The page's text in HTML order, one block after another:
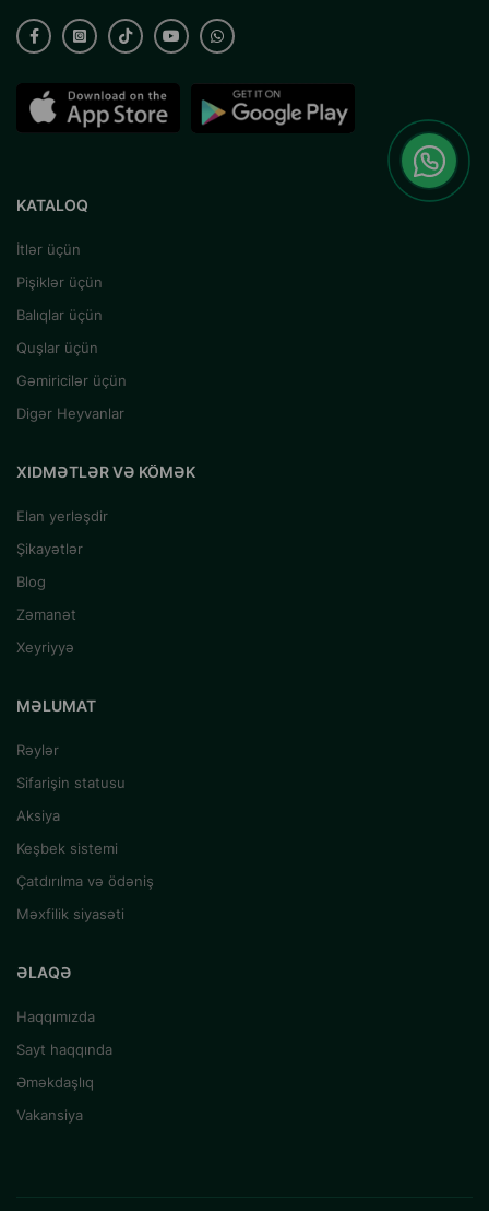
KATALOQ
İtlər üçün
Pişiklər üçün
Balıqlar üçün
Quşlar üçün
Gəmiricilər üçün
Digər Heyvanlar
XIDMƏTLƏR VƏ KÖMƏK
Elan yerləşdir
Şikayətlər
Blog
Zəmanət
Xeyriyyə
MƏLUMAT
Rəylər
Sifarişin statusu
Aksiya
Keşbek sistemi
Çatdırılma və ödəniş
Məxfilik siyasəti
ƏLAQƏ
Haqqımızda
Sayt haqqında
Əməkdaşlıq
Vakansiya